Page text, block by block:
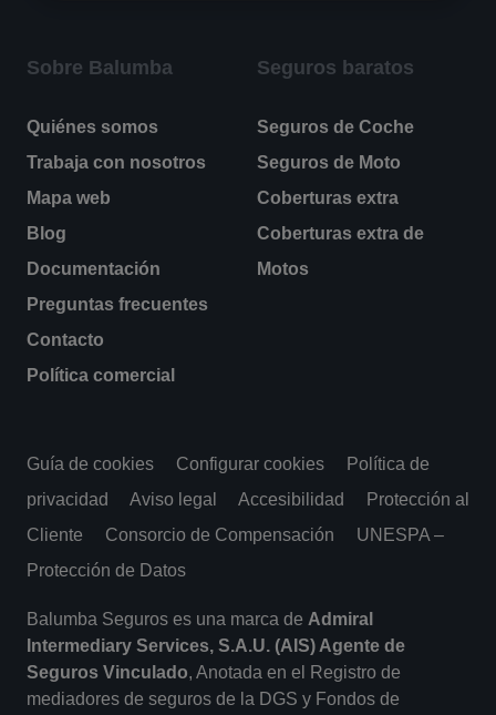
Sobre Balumba
Quiénes somos
Trabaja con nosotros
Mapa web
Blog
Documentación
Preguntas frecuentes
Contacto
Política comercial
Seguros baratos
Seguros de Coche
Seguros de Moto
Coberturas extra
Coberturas extra de
Motos
Guía de cookies Configurar cookies
Política de
privacidad
Aviso legal Accesibilidad
Protección al
Cliente
Consorcio de Compensación
UNESPA –
Protección de Datos
Balumba Seguros es una marca de Admiral
Intermediary Services, S.A.U. (AIS) Agente de
Seguros Vinculado, Anotada en el Registro de
mediadores de seguros de la DGS y Fondos de